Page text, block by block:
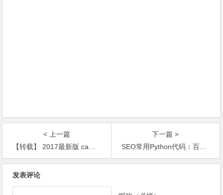
< 上一篇
【转载】 2017最新版 campaign 优化的基础图文教程
下一篇 >
SEO常用Python代码：百度PC排名、移动排名、PC相关搜索、PC收录数据查询
发表评论